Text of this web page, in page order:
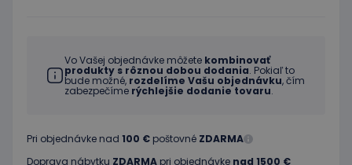
Vo Vašej objednávke môžete kombinovať
produkty s rôznou dobou dodania. Pokiaľ to
bude možné, rozdelíme Vašu objednávku, čím
zabezpečíme rýchlejšie dodanie tovaru.
Pri objednávke nad 100 € poštovné ZDARMA
Doprava nábytku ZDARMA pri objednávke nad 1500 €